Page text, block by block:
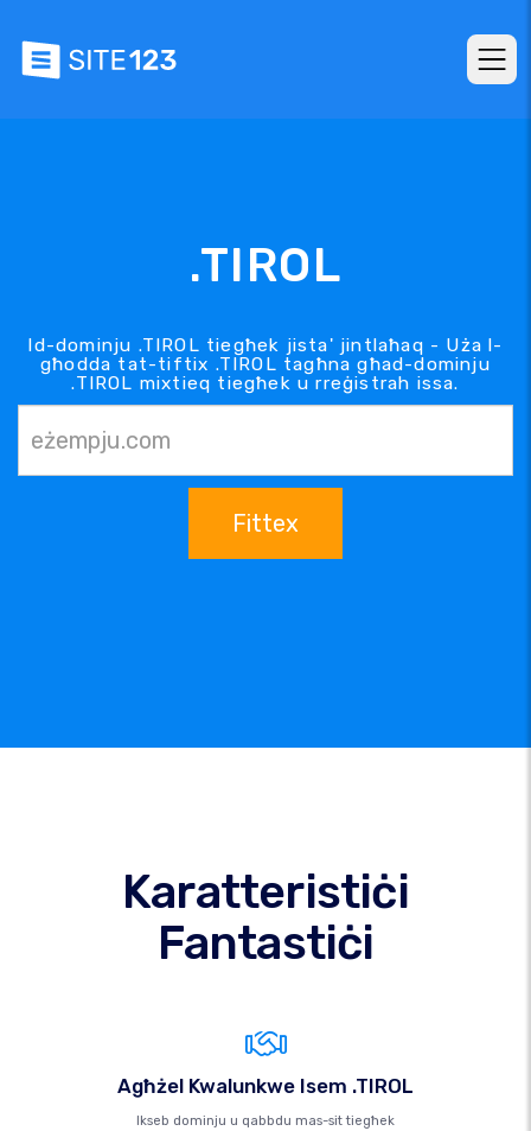
.TIROL
Id-dominju .TIROL tiegħek jista' jintlaħaq - Uża l-
għodda tat-tiftix .TIROL tagħna għad-dominju
.TIROL mixtieq tiegħek u rreġistrah issa.
Fittex
Karatteristiċi
Fantastiċi
Agħżel Kwalunkwe Isem .TIROL
Ikseb dominju u qabbdu mas-sit tiegħek